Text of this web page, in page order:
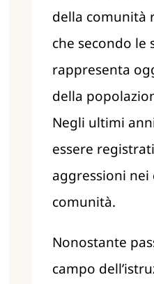
della comunità
che secondo le
rappresenta
della
Negli ultimi
essere
aggressioni
comunità.
Nonostante
campo